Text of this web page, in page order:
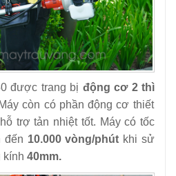
được trang bị động cơ 2 thì
còn có phần động cơ thiết
trợ tản nhiệt tốt. Máy có tốc
đến 10.000 vòng/phút khi sử
kính 40mm.